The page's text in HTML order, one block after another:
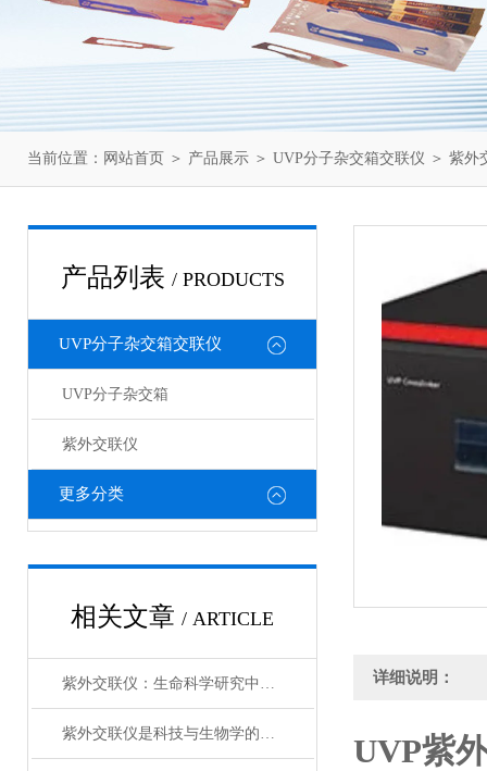
当前位置： 网站首页 ＞ 产品展示 ＞ UVP分子杂交箱交联仪 ＞ 紫外
产品列表 / PRODUCTS
UVP分子杂交箱交联仪
UVP分子杂交箱
紫外交联仪
更多分类
相关文章 / ARTICLE
紫外交联仪：生命科学研究中的多面手
紫外交联仪是科技与生物学的结合
详细说明：
UVP紫